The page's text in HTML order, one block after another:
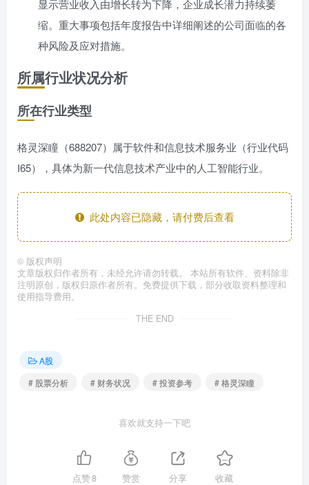
显示营业收入由增长转为下降，企业成长潜力持续萎
缩。重大事项包括年度报告中详细阐述的公司面临的各
种风险及应对措施。
所属行业状况分析
所在行业类型
格灵深瞳（688207）属于软件和信息技术服务业（行业代码
I65），具体为新一代信息技术产业中的人工智能行业。
此处内容已隐藏，请付费后查看
© 版权声明
文章版权归作者所有，未经允许请勿转载。 本站所有软件、资料除非
注明原创，版权归原作者所有。免费提供下载，部分收取资料整理和
使用指导费用。
THE END
A股
# 股票分析
# 财务状况 # 投资参考 # 格灵深瞳
喜欢就支持一下吧
点赞8 赞赏 分享 收藏